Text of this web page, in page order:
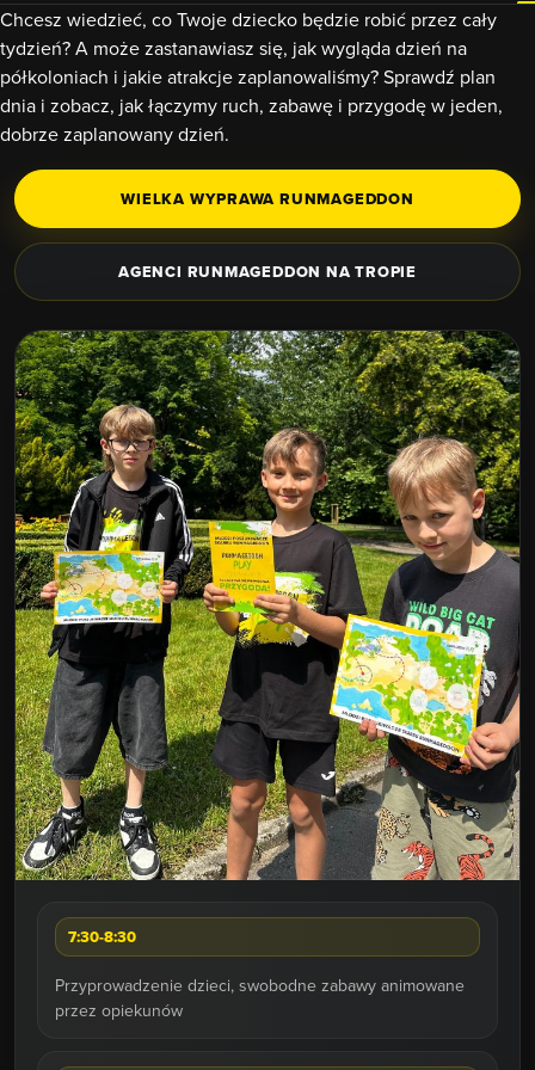
Chcesz wiedzieć, co Twoje dziecko będzie robić przez cały
tydzień? A może zastanawiasz się, jak wygląda dzień na
półkoloniach i jakie atrakcje zaplanowaliśmy? Sprawdź plan
dnia i zobacz, jak łączymy ruch, zabawę i przygodę w jeden,
dobrze zaplanowany dzień.
WIELKA WYPRAWA RUNMAGEDDON
AGENCI RUNMAGEDDON NA TROPIE
PONIEDZIAŁEK
7:30-8:30
Przyprowadzenie dzieci, swobodne zabawy animowane
przez opiekunów